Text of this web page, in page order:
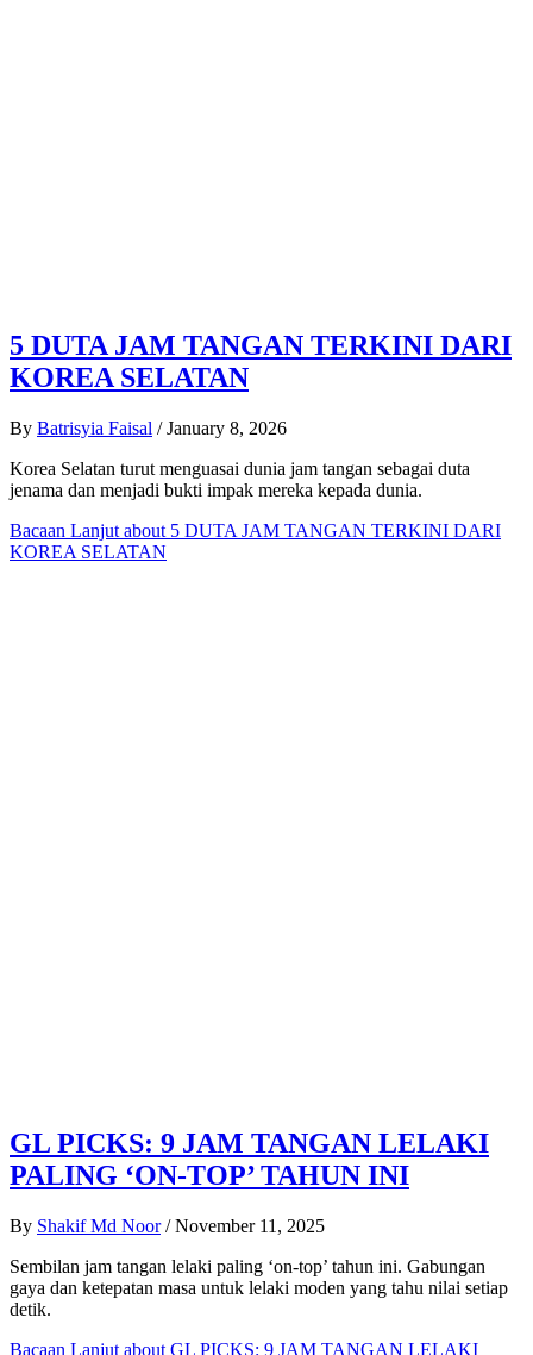
5 DUTA JAM TANGAN TERKINI DARI
KOREA SELATAN
By Batrisyia Faisal / January 8, 2026
Korea Selatan turut menguasai dunia jam tangan sebagai duta
jenama dan menjadi bukti impak mereka kepada dunia.
Bacaan Lanjut about 5 DUTA JAM TANGAN TERKINI DARI
KOREA SELATAN
GL PICKS: 9 JAM TANGAN LELAKI
PALING ‘ON-TOP’ TAHUN INI
By Shakif Md Noor / November 11, 2025
Sembilan jam tangan lelaki paling ‘on-top’ tahun ini. Gabungan
gaya dan ketepatan masa untuk lelaki moden yang tahu nilai setiap
detik.
Bacaan Lanjut about GL PICKS: 9 JAM TANGAN LELAKI